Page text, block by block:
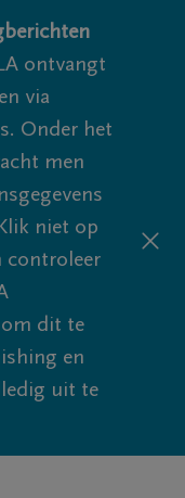
ontvangt
via
Onder het
men
niet op
controleer
om dit te
en
uit te